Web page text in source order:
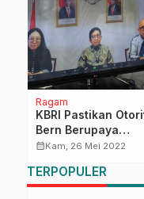
Ragam
KBRI Pastikan
Bern Berupaya
Maksimal
calendar_monthKam, 26 Mei 2022
TERPOPULER